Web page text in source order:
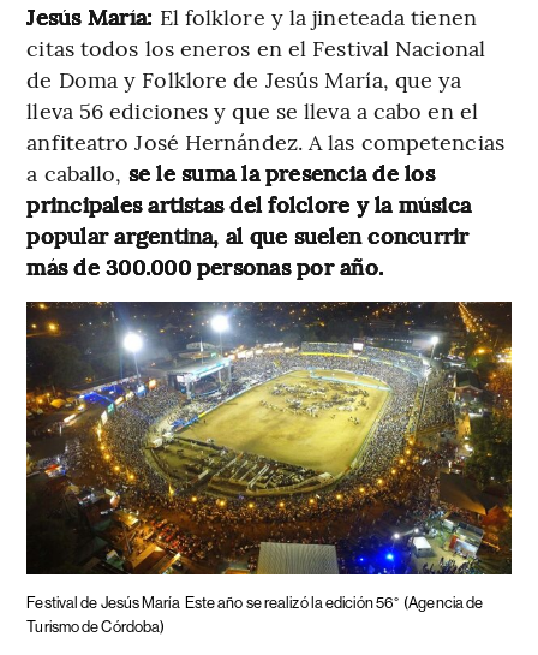
Jesús María: El folklore y la jineteada tienen
citas todos los eneros en el Festival Nacional
de Doma y Folklore de Jesús María, que ya
lleva 56 ediciones y que se lleva a cabo en el
anfiteatro José Hernández. A las competencias
a caballo, se le suma la presencia de los
principales artistas del folclore y la música
popular argentina, al que suelen concurrir
más de 300.000 personas por año.
Festival de Jesús María Este año se realizó la edición 56° (Agencia de
Turismo de Córdoba)